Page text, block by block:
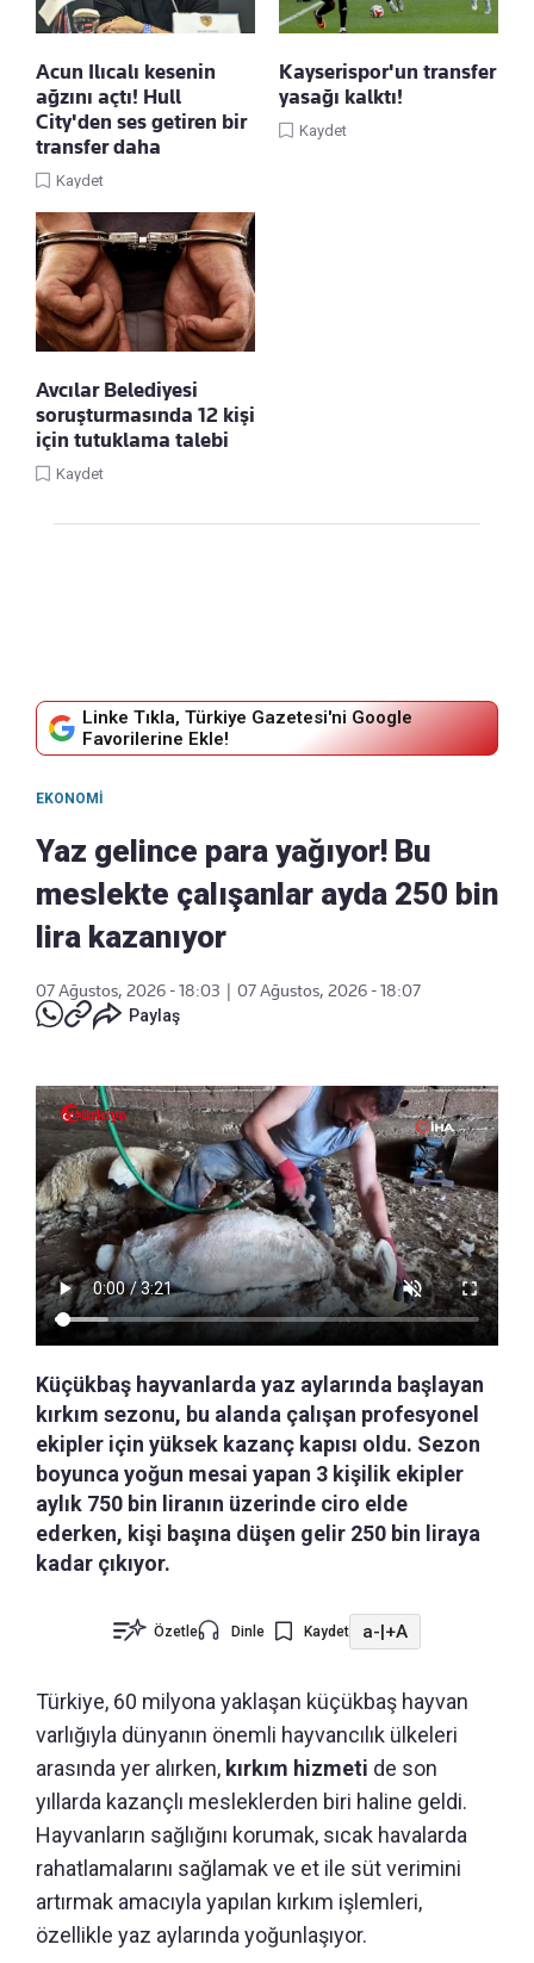
Acun Ilıcalı kesenin
ağzını açtı! Hull
City'den ses getiren bir
transfer daha
Kaydet
Kayserispor'un transfer
yasağı kalktı!
Kaydet
Avcılar Belediyesi
soruşturmasında 12 kişi
için tutuklama talebi
Kaydet
Linke Tıkla, Türkiye Gazetesi'ni Google
Favorilerine Ekle!
EKONOMI
Yaz gelince para yağıyor! Bu
meslekte çalışanlar ayda 250 bin
lira kazanıyor
07 Ağustos, 2026 - 18:03
07 Ağustos, 2026 - 18:07
Paylaş
Küçükbaş hayvanlarda yaz aylarında başlayan
kırkım sezonu, bu alanda çalışan profesyonel
ekipler için yüksek kazanç kapısı oldu. Sezon
boyunca yoğun mesai yapan 3 kişilik ekipler
aylık 750 bin liranın üzerinde ciro elde
ederken, kişi başına düşen gelir 250 bin liraya
kadar çıkıyor.
Özetle Dinle Kaydet a-|+A
Türkiye, 60 milyona yaklaşan küçükbaş hayvan
varlığıyla dünyanın önemli hayvancılık ülkeleri
arasında yer alırken, kırkım hizmeti de son
yıllarda kazançlı mesleklerden biri haline geldi.
Hayvanların sağlığını korumak, sıcak havalarda
rahatlamalarını sağlamak ve et ile süt verimini
artırmak amacıyla yapılan kırkım işlemleri,
özellikle yaz aylarında yoğunlaşıyor.